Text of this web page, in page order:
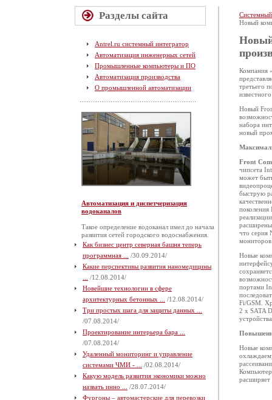
Разделы сайта
Antrel.ru системный интегратор
Автоматизация инженерных сетей
Промышленные компьютеры и ПО
Автоматизация производства
О промышленной автоматизации
Автоматизация и диспетчеризация
водоканалов
Такое определение водоканал имел до начала
развития сетей городского водоснабжения.
Как бизнес центр северная башня теперь
программная ...
/30.09.2014/
Какие перспективы развития наномедицины
/12.08.2014/
Новейшие технологии в сфере
архитектурных бетонных ...
/12.08.2014/
Три простых шага для защиты данных ...
/07.08.2014/
Проектирование интерьера бара ...
/07.08.2014/
Удаленный мониторинг и управление
системами ЧМИ - ...
/02.08.2014/
Какую модель развития экономики можно
назвать инно ...
/28.07.2014/
Фургоны – автомастерские для перевозки
Новый
Компания
третьего
Новый
набора
новый
Front
чипсета
может
быструю
расширены
что серия
Новые
портами
Fi/GSM.
2 x SATA
Новые
расширяет